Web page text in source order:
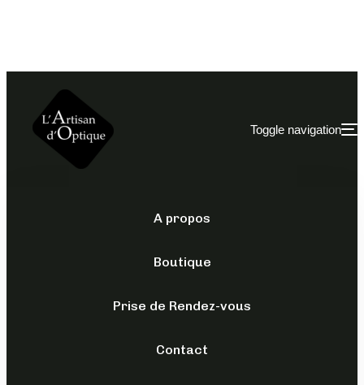
Toggle navigation
A propos
Boutique
Prise de Rendez-vous
Contact
MYOPIE
MOYENNE ET